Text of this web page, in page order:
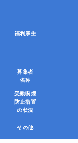
福利厚生
募集者
名称
受動喫煙
防止措置
の状況
その他